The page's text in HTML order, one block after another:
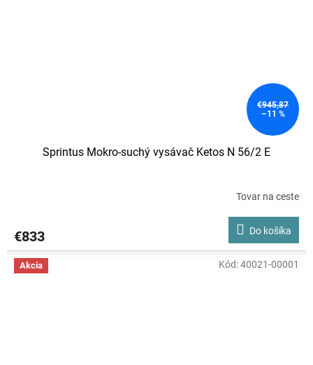
€945,87
–11 %
Sprintus Mokro-suchý vysávač Ketos N 56/2 E
Tovar na ceste
€833 Do košíka
Akcia Kód:40021-00001